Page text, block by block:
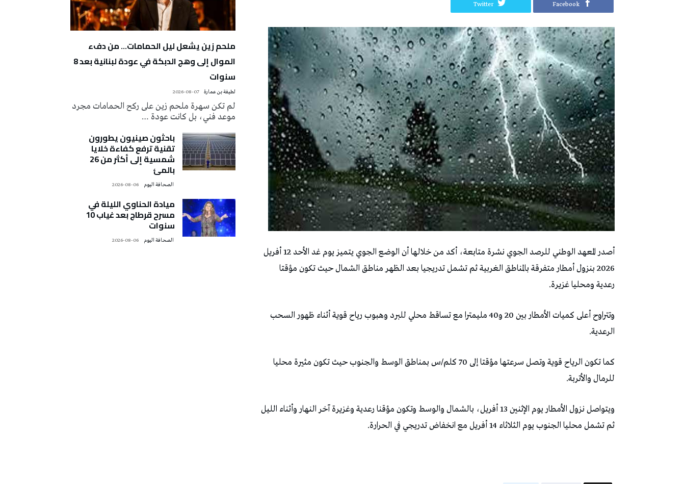
Facebook
Twitter
أصدر المعهد الوطني للرصد الجوي نشرة متابعة، أكد من خلالها أن الوضع الجوي يتميز يوم غد الأحد 12 أفريل
2026 بنزول أمطار متفرقة بالمناطق الغربية ثم تشمل تدريجيا بعد الظهر مناطق الشمال حيث تكون مؤقتا
رعدية ومحليا غزيرة.
وتتراوح أعلى كميات الأمطار بين 20 و40 مليمترا مع تساقط محلي للبرد وهبوب رياح قوية أثناء ظهور السحب
الرعدية.
كما تكون الرياح قوية وتصل سرعتها مؤقتا إلى 70 كلم/س بمناطق الوسط والجنوب حيث تكون مثيرة محليا
للرمال والأتربة.
ويتواصل نزول الأمطار يوم الإثنين 13 أفريل، بالشمال والوسط وتكون مؤقنا رعدية وغزيرة آخر النهار وأثناء الليل
ثم تشمل محليا الجنوب يوم الثلاثاء 14 أفريل مع انخفاض تدريجي في الحرارة.
ملحم زين يشعل ليل الحمامات… من دفء
الموال إلى وهج الدبكة في عودة لبنانية بعد 8
سنوات
لطيفة بن عمارة 2026-08-07
لم تكن سهرة ملحم زين على ركح الحمامات مجرد
موعد فني، بل كانت عودة …
باحثون صينيون يطورون
تقنية ترفع كفاءة خلايا
شمسية إلى أكثر من 26
بالمئ
2026-08-06
ميادة الحناوي الليلة في
مسرح قرطاج بعد غياب 10
سنوات
2026-08-06